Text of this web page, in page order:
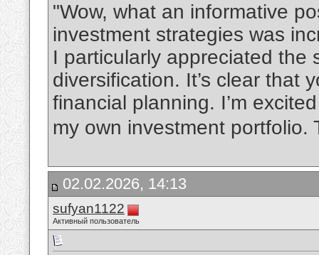
"Wow, what an informative
investment strategies was
I particularly appreciated the
diversification. It’s clear that
financial planning. I’m
my own investment portfolio.
02.02.2026, 14:13
sufyan1122
Активный пользователь